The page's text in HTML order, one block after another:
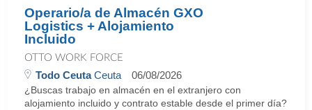
Operario/a de Almacén GXO
Logistics + Alojamiento
Incluido
OTTO WORK FORCE
Todo CeutaCeuta 06/08/2026
¿Buscas trabajo en almacén en el extranjero con
alojamiento incluido y contrato estable desde el primer día?